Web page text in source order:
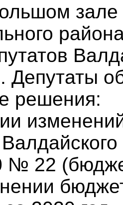
Депутаты
решения:
№ 22